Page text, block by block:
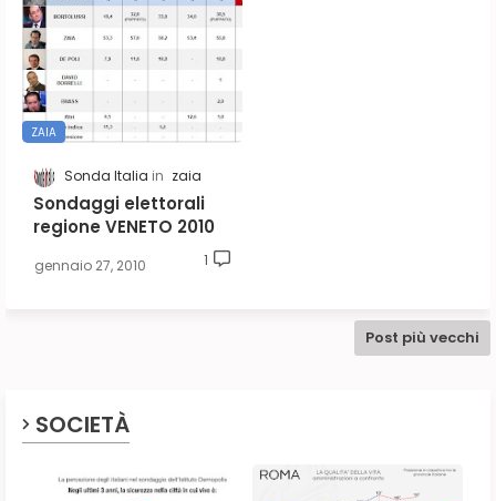
ZAIA
Sonda Italia zaia
Sondaggi elettorali
regione VENETO 2010
gennaio 27, 2010 1
Post più vecchi
SOCIETÀ